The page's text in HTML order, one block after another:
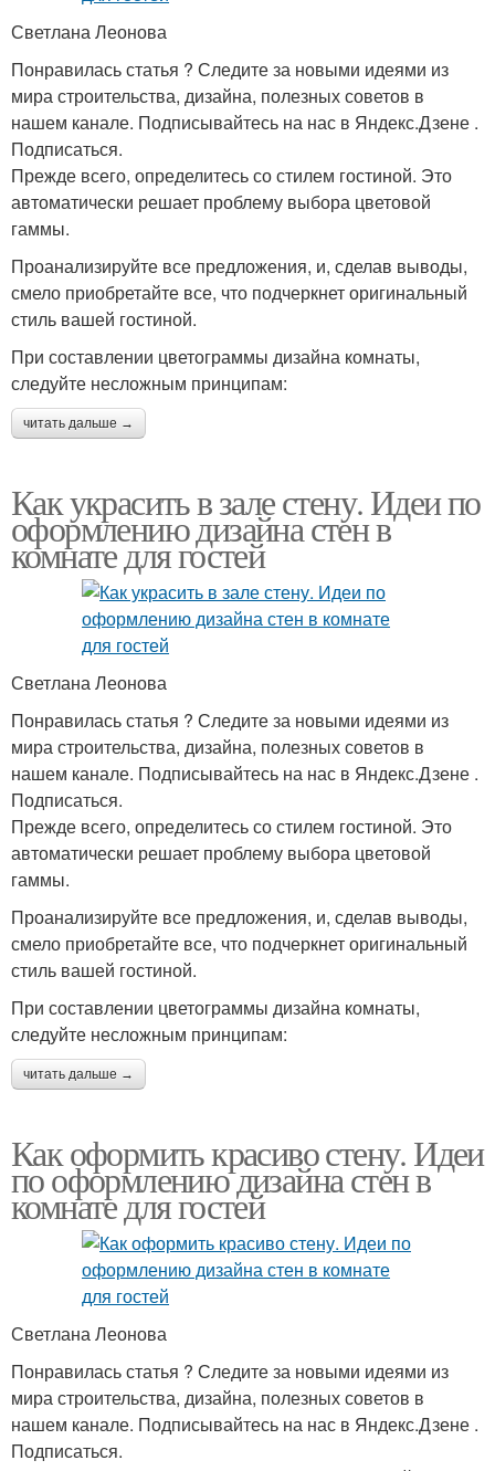
Светлана Леонова
Понравилась статья ? Следите за новыми идеями из
мира строительства, дизайна, полезных советов в
нашем канале. Подписывайтесь на нас в Яндекс.Дзене .
Подписаться.
Прежде всего, определитесь со стилем гостиной. Это
автоматически решает проблему выбора цветовой
гаммы.
Проанализируйте все предложения, и, сделав выводы,
смело приобретайте все, что подчеркнет оригинальный
стиль вашей гостиной.
При составлении цветограммы дизайна комнаты,
следуйте несложным принципам:
читать дальше →
Как украсить в зале стену. Идеи по
оформлению дизайна стен в
комнате для гостей
Светлана Леонова
Понравилась статья ? Следите за новыми идеями из
мира строительства, дизайна, полезных советов в
нашем канале. Подписывайтесь на нас в Яндекс.Дзене .
Подписаться.
Прежде всего, определитесь со стилем гостиной. Это
автоматически решает проблему выбора цветовой
гаммы.
Проанализируйте все предложения, и, сделав выводы,
смело приобретайте все, что подчеркнет оригинальный
стиль вашей гостиной.
При составлении цветограммы дизайна комнаты,
следуйте несложным принципам:
читать дальше →
Как оформить красиво стену. Идеи
по оформлению дизайна стен в
комнате для гостей
Светлана Леонова
Понравилась статья ? Следите за новыми идеями из
мира строительства, дизайна, полезных советов в
нашем канале. Подписывайтесь на нас в Яндекс.Дзене .
Подписаться.